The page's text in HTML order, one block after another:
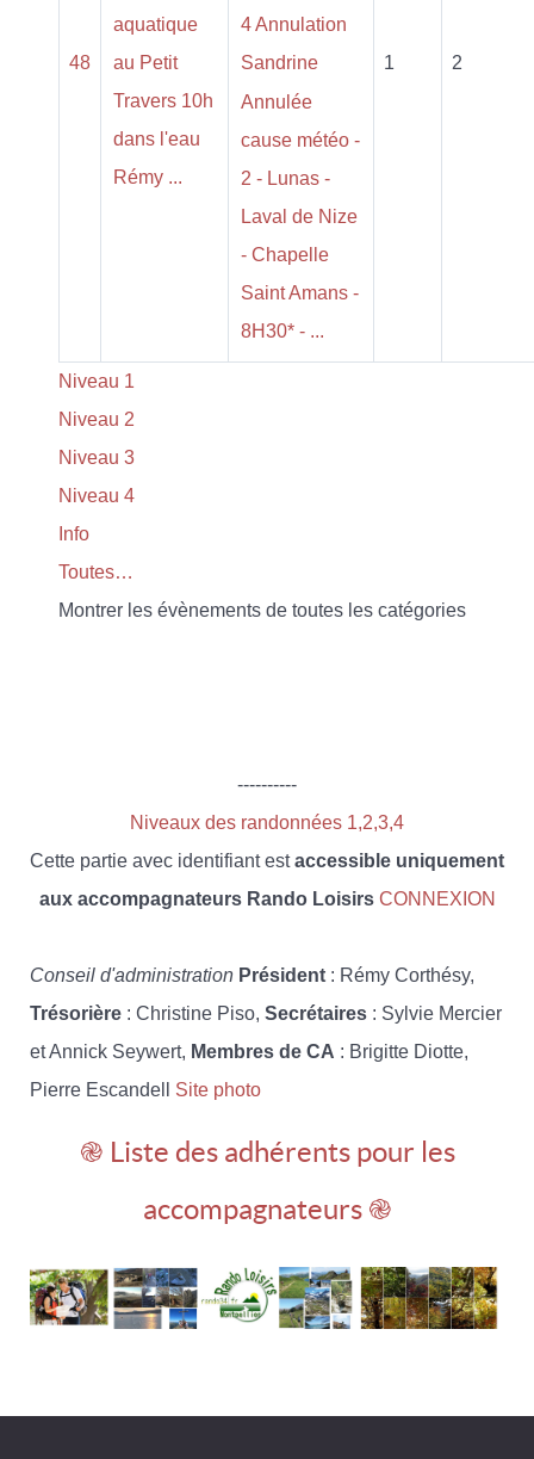
48
aquatique
au Petit
Travers 10h
dans l'eau
Rémy ...
4 Annulation
Sandrine
Annulée
cause météo -
2 - Lunas -
Laval de Nize
- Chapelle
Saint Amans -
8H30* - ...
1 2
Niveau 1
Niveau 2
Niveau 3
Niveau 4
Info
Toutes…
Montrer les évènements de toutes les catégories
----------
Niveaux des randonnées 1,2,3,4
Cette partie avec identifiant estaccessible uniquement
aux accompagnateurs Rando Loisirs CONNEXION
Conseil d'administration Président : Rémy Corthésy,
Trésorière : Christine Piso, Secrétaires : Sylvie Mercier
et Annick Seywert, Membres de CA : Brigitte Diotte,
Pierre Escandell Site photo
֎ Liste des adhérents pour les
accompagnateurs ֎